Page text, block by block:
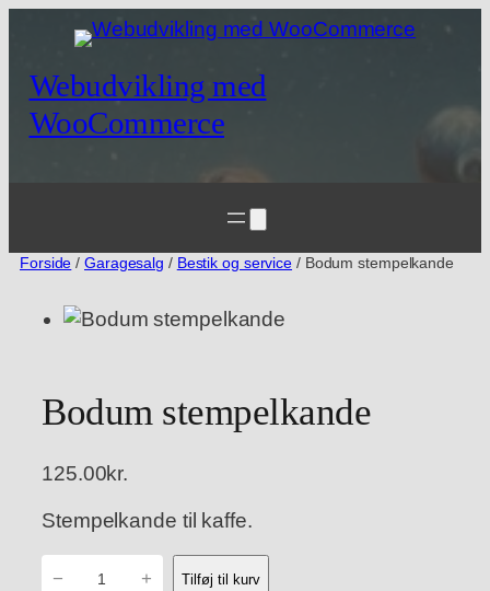
indhold
Webudvikling med
WooCommerce
Forside /Garagesalg / Bestik og service / Bodum stempelkande
Bodum stempelkande
125.00kr.
Stempelkande til kaffe.
− + Tilføj til kurv